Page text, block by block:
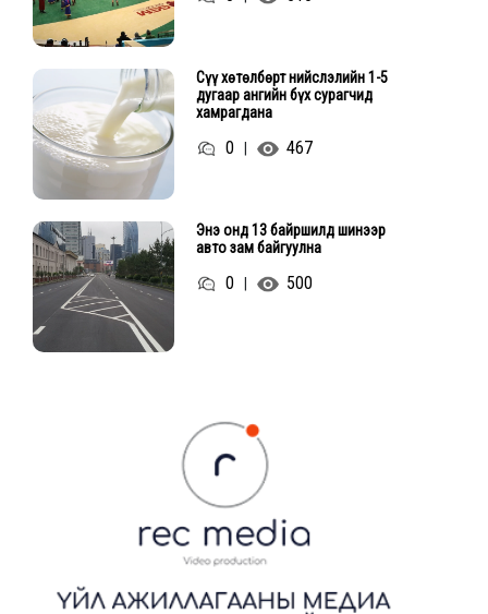
Сүү хөтөлбөрт нийслэлийн 1-5
дугаар ангийн бүх сурагчид
хамрагдана
0 | 467
Энэ онд 13 байршилд шинээр
авто зам байгуулна
0 | 500